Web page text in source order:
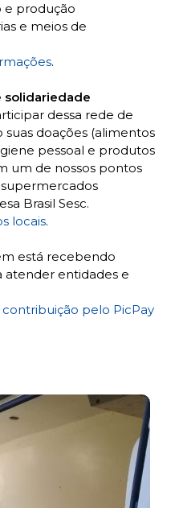
e produção
e meios de
.
solidariedade
dessa rede de
doações (alimentos
pessoal e produtos
um de nossos pontos
Brasil Sesc.
locais.
está recebendo
atender entidades e
pelo PicPay